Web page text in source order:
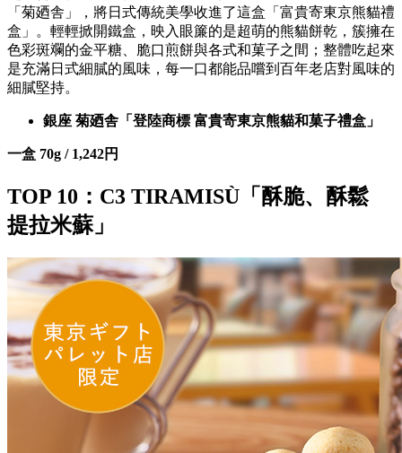
「菊廼舎」，將日式傳統美學收進了這盒「富貴寄東京熊貓禮
盒」。輕輕掀開鐵盒，映入眼簾的是超萌的熊貓餅乾，簇擁在
色彩斑斕的金平糖、脆口煎餅與各式和菓子之間；整體吃起來
是充滿日式細膩的風味，每一口都能品嚐到百年老店對風味的
細膩堅持。
銀座 菊廼舎「登陸商標 富貴寄東京熊貓和菓子禮盒」
一盒 70g / 1,242円
TOP 10：C3 TIRAMISÙ「酥脆、酥鬆
提拉米蘇」